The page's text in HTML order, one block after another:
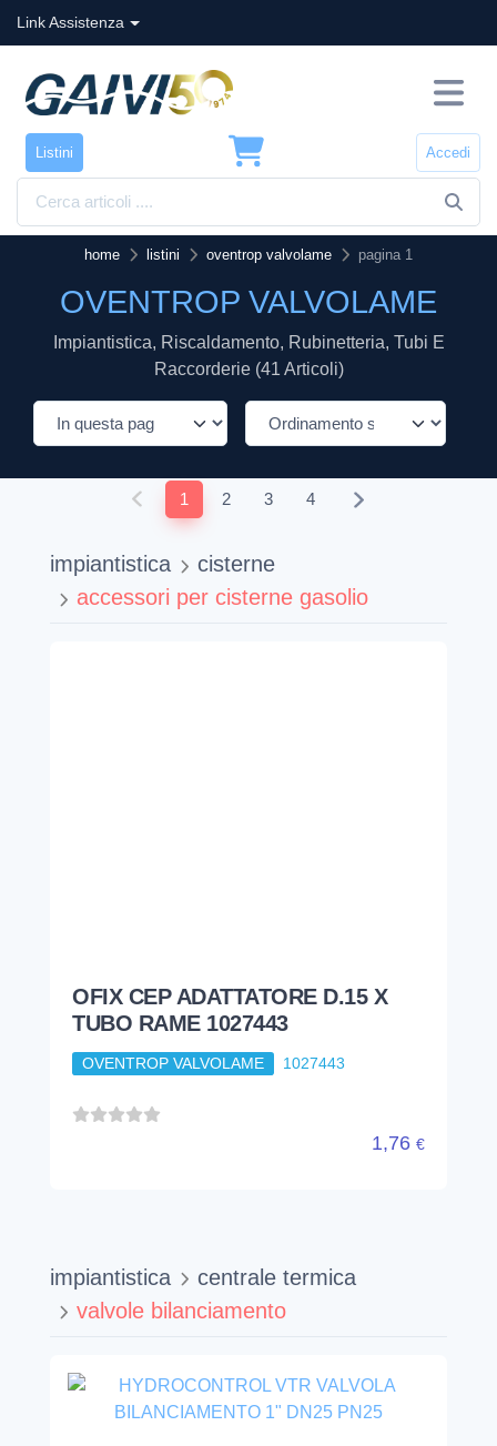
Link Assistenza
Listini Accedi
home listini oventrop valvolame pagina 1
OVENTROP VALVOLAME
Impiantistica, Riscaldamento, Rubinetteria, Tubi E
Raccorderie (41 Articoli)
1 2 3 4
impiantistica
cisterne
accessori per cisterne gasolio
OFIX CEP ADATTATORE D.15 X
TUBO RAME 1027443
OVENTROP VALVOLAME 1027443
1,76 €
impiantistica
centrale termica
valvole bilanciamento